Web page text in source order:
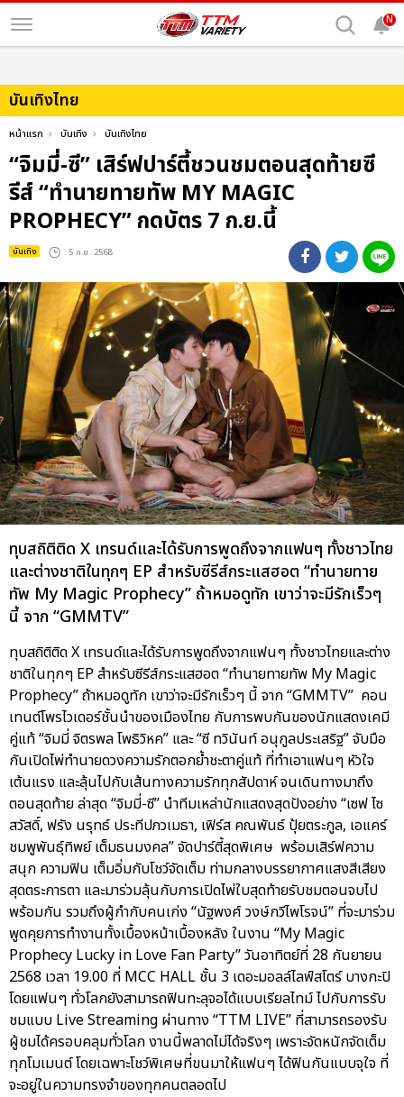
N
บันเทิงไทย
หน้าแรก บันเทิง บันเทิงไทย
“จิมมี่-ซี” เสิร์ฟปาร์ตี้ชวนชมตอนสุดท้ายซี
รีส์ “ทำนายทายทัพ MY MAGIC
PROPHECY” กดบัตร 7 ก.ย.นี้
บันเทิง : 5 ก.ย. 2568
ทุบสถิติติด X เทรนด์และได้รับการพูดถึงจากแฟนๆ ทั้งชาวไทย
และต่างชาติในทุกๆ EP สำหรับซีรีส์กระแสฮอต “ทำนายทาย
ทัพ My Magic Prophecy” ถ้าหมอดูทัก เขาว่าจะมีรักเร็วๆ
นี้ จาก “GMMTV”
ทุบสถิติติด X เทรนด์และได้รับการพูดถึงจากแฟนๆ ทั้งชาวไทยและต่าง
ชาติในทุกๆ EP สำหรับซีรีส์กระแสฮอต “ทำนายทายทัพ My Magic
Prophecy” ถ้าหมอดูทัก เขาว่าจะมีรักเร็วๆ นี้ จาก “GMMTV” คอน
เทนต์โพรไวเดอร์ชั้นนำของเมืองไทย กับการพบกันของนักแสดงเคมี
คู่แท้ “จิมมี่ จิตรพล โพธิวิหค” และ “ซี ทวินันท์ อนุกูลประเสริฐ” จับมือ
กันเปิดไพ่ทำนายดวงความรักตอกย้ำชะตาคู่แท้ ที่ทำเอาแฟนๆ หัวใจ
เต้นแรง และลุ้นไปกับเส้นทางความรักทุกสัปดาห์ จนเดินทางมาถึง
ตอนสุดท้าย ล่าสุด “จิมมี่-ซี” นำทีมเหล่านักแสดงสุดปังอย่าง “เซฟ ไซ
สวัสดิ์, ฟรัง นรุทธ์ ประทีปภวเมธา, เฟิร์ส คณพันธ์ ปุ้ยตระกูล, เอแคร์
ชมพูพันธุ์ทิพย์ เต็มธนมงคล” จัดปาร์ตี้สุดพิเศษ พร้อมเสิร์ฟความ
สนุก ความฟิน เต็มอิ่มกับโชว์จัดเต็ม ท่ามกลางบรรยากาศแสงสีเสียง
สุดตระการตา และมาร่วมลุ้นกับการเปิดไพ่ใบสุดท้ายรับชมตอนจบไป
พร้อมกัน รวมถึงผู้กำกับคนเก่ง “นัฐพงศ์ วงษ์กวีไพโรจน์” ที่จะมาร่วม
พูดคุยการทำงานทั้งเบื้องหน้าเบื้องหลัง ในงาน “My Magic
Prophecy Lucky in Love Fan Party” วันอาทิตย์ที่ 28 กันยายน
2568 เวลา 19.00 ที่ MCC HALL ชั้น 3 เดอะมอลล์ไลฟ์สโตร์ บางกะปิ
โดยแฟนๆ ทั่วโลกยังสามารถฟินทะลุจอได้แบบเรียลไทม์ ไปกับการรับ
ชมแบบ Live Streaming ผ่านทาง “TTM LIVE” ที่สามารถรองรับ
ผู้ชมได้ครอบคลุมทั่วโลก งานนี้พลาดไม่ได้จริงๆ เพราะจัดหนักจัดเต็ม
ทุกโมเมนต์ โดยเฉพาะโชว์พิเศษที่ขนมาให้แฟนๆ ได้ฟินกันแบบจุใจ ที่
จะอยู่ในความทรงจำของทุกคนตลอดไป